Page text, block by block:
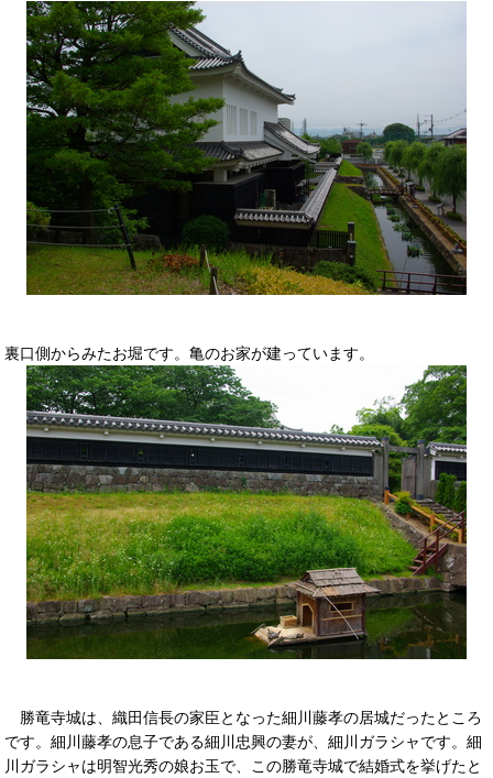
裏口側からみたお堀です。亀のお家が建っています。
勝竜寺城は、織田信長の家臣となった細川藤孝の居城だったところ
です。細川藤孝の息子である細川忠興の妻が、細川ガラシャです。細
川ガラシャは明智光秀の娘お玉で、この勝竜寺城で結婚式を挙げたと